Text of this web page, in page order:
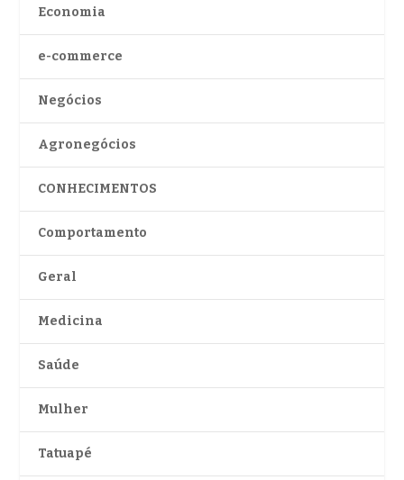
Economia
e-commerce
Negócios
Agronegócios
CONHECIMENTOS
Comportamento
Geral
Medicina
Saúde
Mulher
Tatuapé